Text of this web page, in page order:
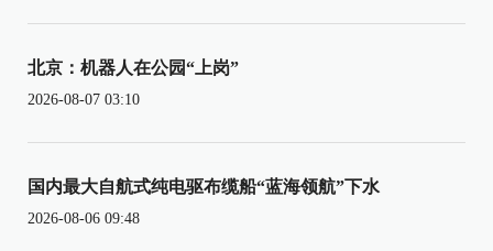
北京：机器人在公园“上岗”
2026-08-07 03:10
国内最大自航式纯电驱布缆船“蓝海领航”下水
2026-08-06 09:48